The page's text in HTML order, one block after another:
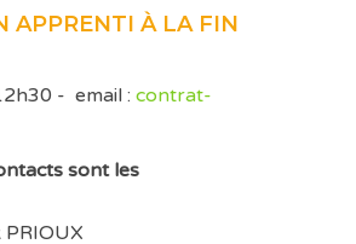
APPRENTI À LA FIN
- email : contrat-
sont les